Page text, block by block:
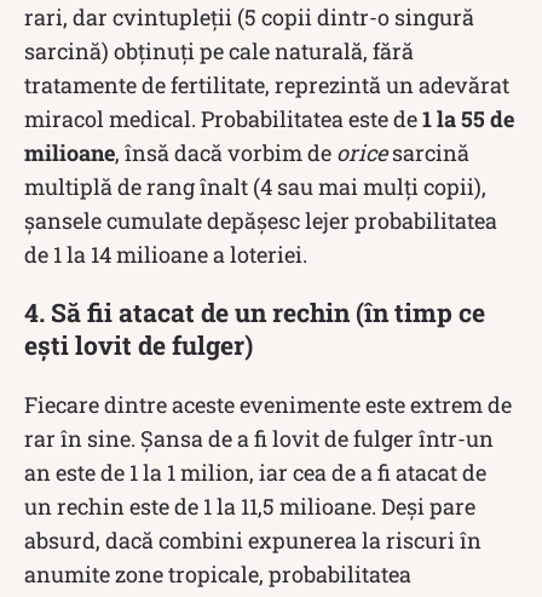
rari, dar cvintupleții (5 copii dintr-o singură
sarcină) obținuți pe cale naturală, fără
tratamente de fertilitate, reprezintă un adevărat
miracol medical. Probabilitatea este de1 la 55 de
milioane, însă dacă vorbim de oricesarcină
multiplă de rang înalt (4 sau mai mulți copii),
șansele cumulate depășesc lejer probabilitatea
de 1 la 14 milioane a loteriei.
4. Să fii atacat de un rechin (în timp ce
ești lovit de fulger)
Fiecare dintre aceste evenimente este extrem de
rar în sine. Șansa de a fi lovit de fulger într-un
an este de 1 la 1 milion, iar cea de a fi atacat de
un rechin este de 1 la 11,5 milioane. Deși pare
absurd, dacă combini expunerea la riscuri în
anumite zone tropicale, probabilitatea